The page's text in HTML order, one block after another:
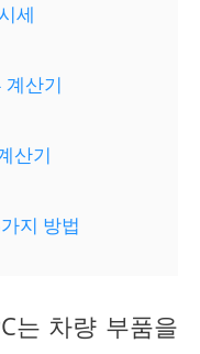
세
산기
산기
지 방법
는 차량 부품을